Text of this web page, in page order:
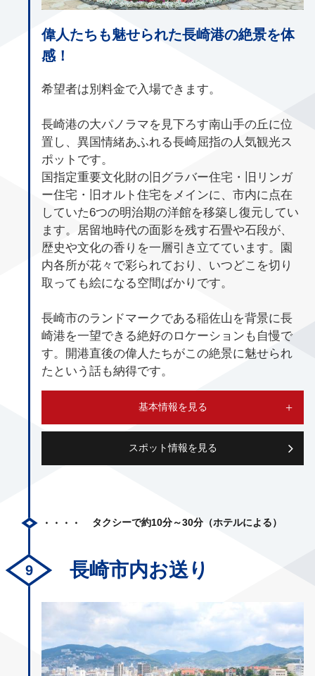
偉人たちも魅せられた長崎港の絶景を体
感！
希望者は別料金で入場できます。
長崎港の大パノラマを見下ろす南山手の丘に位
置し、異国情緒あふれる長崎屈指の人気観光ス
ポットです。
国指定重要文化財の旧グラバー住宅・旧リンガ
ー住宅・旧オルト住宅をメインに、市内に点在
していた6つの明治期の洋館を移築し復元してい
ます。居留地時代の面影を残す石畳や石段が、
歴史や文化の香りを一層引き立てています。園
内各所が花々で彩られており、いつどこを切り
取っても絵になる空間ばかりです。
長崎市のランドマークである稲佐山を背景に長
崎港を一望できる絶好のロケーションも自慢で
す。開港直後の偉人たちがこの絶景に魅せられ
たという話も納得です。
基本情報を見る
スポット情報を見る
タクシーで約10分～30分（ホテルによる）
長崎市内お送り